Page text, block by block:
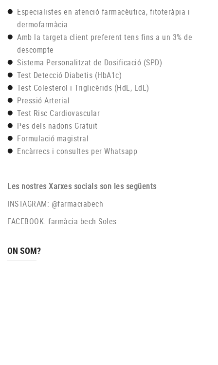
Especialistes en atenció farmacèutica, fitoteràpia i
dermofarmàcia
Amb la targeta client preferent tens fins a un 3% de
descompte
Sistema Personalitzat de Dosificació (SPD)
Test Detecció Diabetis (HbA1c)
Test Colesterol i Triglicèrids (HdL, LdL)
Pressió Arterial
Test Risc Cardiovascular
Pes dels nadons Gratuït
Formulació magistral
Encàrrecs i consultes per Whatsapp
Les nostres Xarxes socials son les següents
INSTAGRAM: @farmaciabech
FACEBOOK: farmàcia bech Soles
ON SOM?